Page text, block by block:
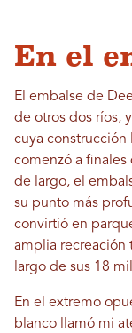
En el
El embalse de
de otros dos ríos,
cuya construcción
comenzó a finales
de largo, el
su punto más
convirtió en
amplia recreación
largo de sus 18
En el extremo
blanco llamó mi